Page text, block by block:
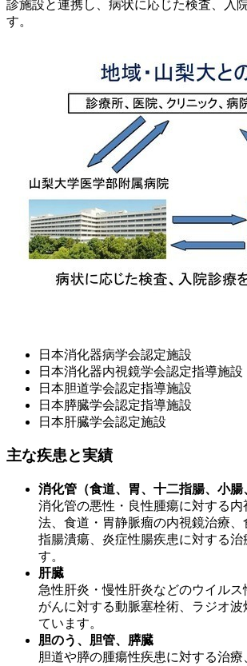
診施設と連携し、病状に応じた検査、入
す。
日本消化器病学会認定施設
日本消化器内視鏡学会認定指導施設
日本胆道学会認定指導施設
日本膵臓学会認定指導施設
日本肝臓学会認定施設
主な疾患と実績
消化管（食道、胃、十二指腸、小腸
消化管の悪性・良性腫瘍に対する内
法、食道・胃静脈瘤の内視鏡治療、
指腸潰瘍、炎症性腸疾患に対する治
す。
肝臓
急性肝炎・慢性肝炎などのウイル
がんに対する動脈塞栓術、ラジオ波
ています。
胆のう、胆管、膵臓
胆道や膵の腫瘍性疾患に対する治療